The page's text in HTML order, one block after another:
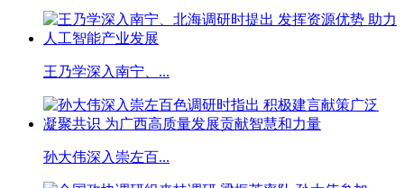
王乃学深入南宁、...
孙大伟深入崇左百...